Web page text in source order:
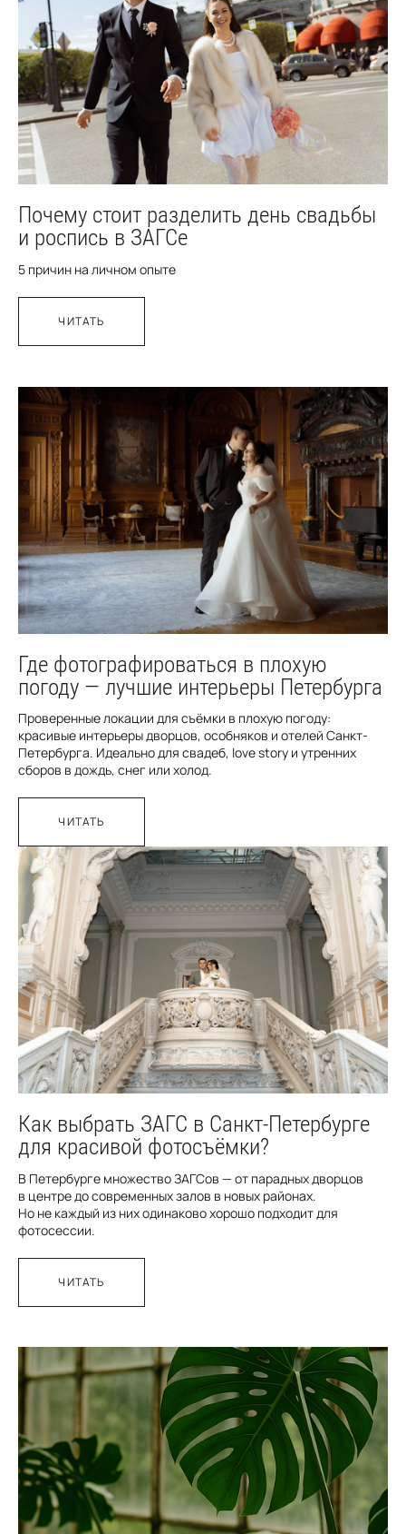
Почему стоит разделить день свадьбы
и роспись в ЗАГСе
5 причин на личном опыте
ЧИТАТЬ
Где фотографироваться в плохую
погоду — лучшие интерьеры Петербурга
Проверенные локации для съёмки в плохую погоду:
красивые интерьеры дворцов, особняков и отелей Санкт-
Петербурга. Идеально для свадеб, love story и утренних
сборов в дождь, снег или холод.
ЧИТАТЬ
Как выбрать ЗАГС в Санкт-Петербурге
для красивой фотосъёмки?
В Петербурге множество ЗАГСов — от парадных дворцов
в центре до современных залов в новых районах.
Но не каждый из них одинаково хорошо подходит для
фотосессии.
ЧИТАТЬ